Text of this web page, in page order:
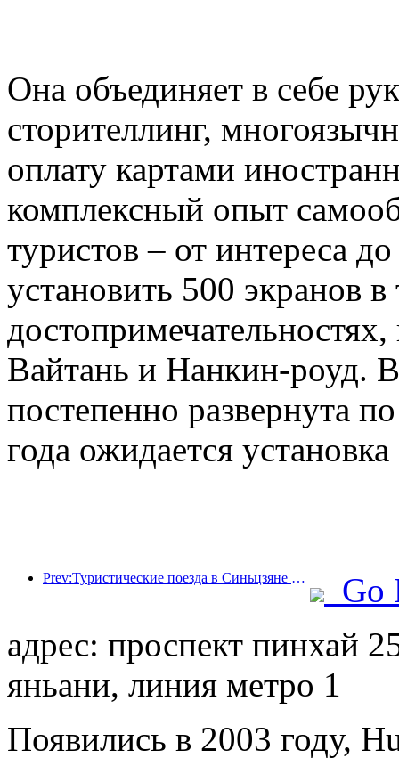
Она объединяет в себе
сторителлинг,
оплату картами
комплексный опыт
туристов – от интереса
установить 500 экранов
Вайтань и Нанкин-роуд.
постепенно развернута
года ожидается
Prev:Туристические поезда в Синьцзяне процветают, стимулируя культурную и туристическую экономику.
Go
адрес: проспект пинхай
яньани, линия метро 1
Появились в 2003 году,